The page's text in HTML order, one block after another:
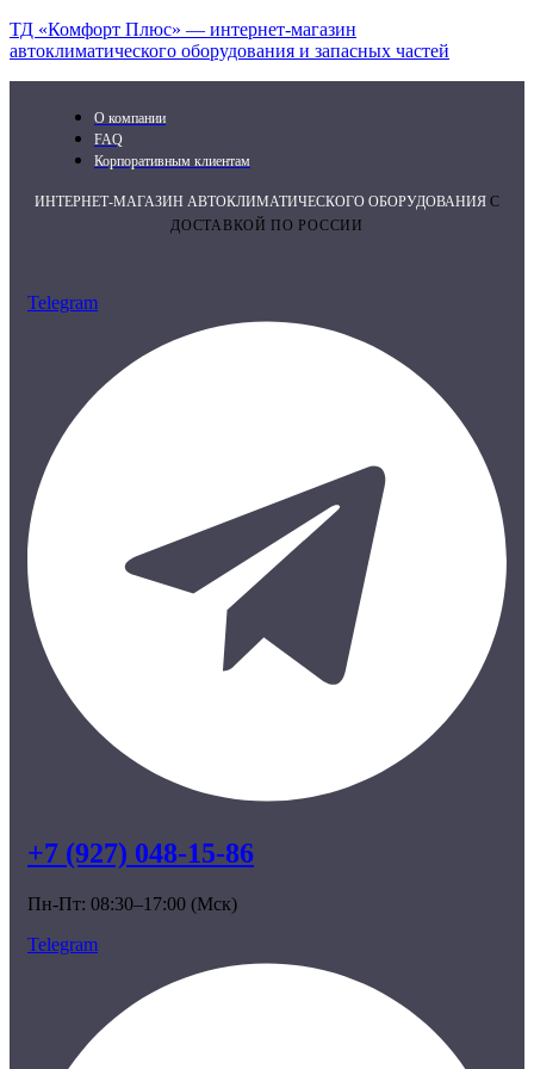
ТД «Комфорт Плюс» — интернет-магазин
автоклиматического оборудования и запасных частей
О компании
FAQ
Корпоративным клиентам
ИНТЕРНЕТ-МАГАЗИН АВТОКЛИМАТИЧЕСКОГО ОБОРУДОВАНИЯ С
ДОСТАВКОЙ ПО РОССИИ
Telegram
+7 (927) 048-15-86
Пн-Пт: 08:30–17:00 (Мск)
Telegram